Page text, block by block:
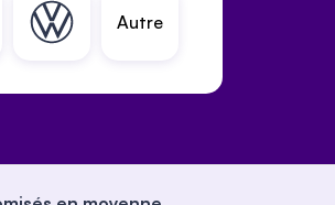
Autre